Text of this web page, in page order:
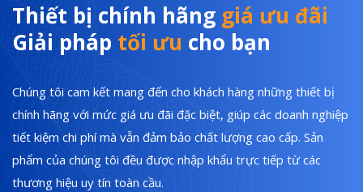
Thiết bị chính hãng giá ưu đãi
Giải pháp tối ưu cho bạn
Chúng tôi cam kết mang đến cho khách hàng những thiết bị
chính hãng với mức giá ưu đãi đặc biệt, giúp các doanh nghiệp
tiết kiệm chi phí mà vẫn đảm bảo chất lượng cao cấp. Sản
phẩm của chúng tôi đều được nhập khẩu trực tiếp từ các
thương hiệu uy tín toàn cầu.